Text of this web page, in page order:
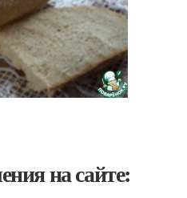
на сайте: